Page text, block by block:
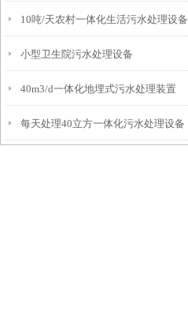
10吨/天农村一体化生活污水处理设备
小型卫生院污水处理设备
40m3/d一体化地埋式污水处理装置
每天处理40立方一体化污水处理设备